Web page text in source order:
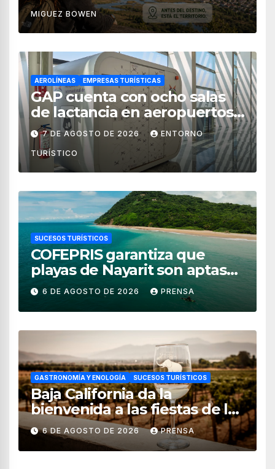
MIGUEZ BOWEN
AEROLÍNEAS EMPRESAS TURÍSTICAS
GAP cuenta con ocho salas
de lactancia en aeropuertos
de México
7 DE AGOSTO DE 2026 ENTORNO
TURÍSTICO
SUCESOS TURÍSTICOS
COFEPRIS garantiza que
playas de Nayarit son aptas
para uso recreativo
6 DE AGOSTO DE 2026 PRENSA
GASTRONOMÍA Y ENOLOGÍA SUCESOS TURÍSTICOS
Baja California da la
bienvenida a las fiestas de la
vendimia 2026
6 DE AGOSTO DE 2026 PRENSA